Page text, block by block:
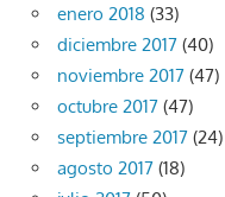
enero 2018 (33)
diciembre 2017 (40)
noviembre 2017 (47)
octubre 2017 (47)
septiembre 2017 (24)
agosto 2017 (18)